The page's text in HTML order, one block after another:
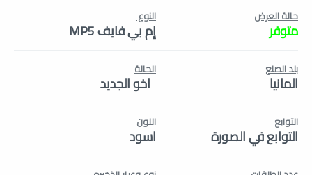
حالة العرض
متوفر
النوع
إم بي فايف MP5
بلد الصنع
المانيا
الحالة
اخو الجديد
التوابع
التوابع في الصورة
اللون
اسود